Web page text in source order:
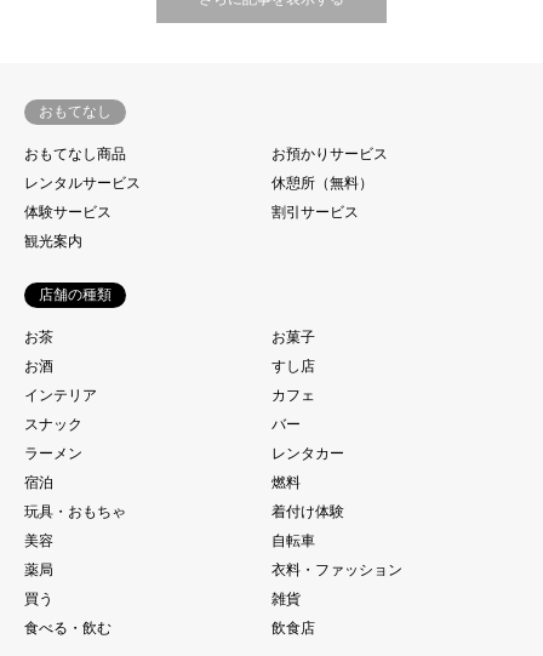
おもてなし
おもてなし商品
お預かりサービス
レンタルサービス
休憩所（無料）
体験サービス
割引サービス
観光案内
店舗の種類
お茶
お菓子
お酒
すし店
インテリア
カフェ
スナック
バー
ラーメン
レンタカー
宿泊
燃料
玩具・おもちゃ
着付け体験
美容
自転車
薬局
衣料・ファッション
買う
雑貨
食べる・飲む
飲食店